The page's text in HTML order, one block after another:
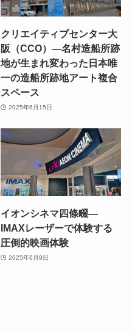
クリエイティブセンター大
阪（CCO）—名村造船所跡
地が生まれ変わった日本唯
一の造船所跡地アート複合
スペース
2025年6月15日
イオンシネマ四條畷—
IMAXレーザーで体験する
圧倒的映画体験
2025年6月9日